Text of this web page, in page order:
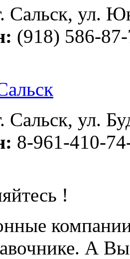
Сальск, ул.
(918) 586-
Сальск, ул.
8-961-410-
!
А